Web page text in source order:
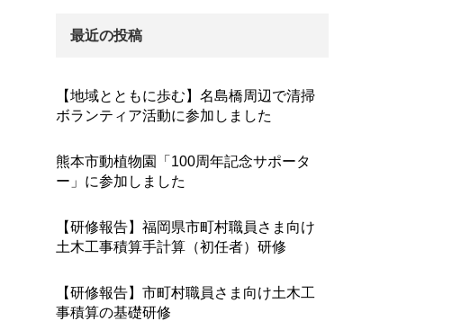
最近の投稿
【地域とともに歩む】名島橋周辺で清掃
ボランティア活動に参加しました
熊本市動植物園「100周年記念サポータ
ー」に参加しました
【研修報告】福岡県市町村職員さま向け
土木工事積算手計算（初任者）研修
【研修報告】市町村職員さま向け土木工
事積算の基礎研修